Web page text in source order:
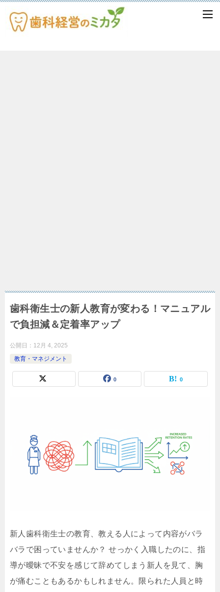
歯科衛生士の新人教育が変わる！マニュアル
で負担減＆定着率アップ
公開日： 12月 4, 2025
教育・マネジメント
0 0
新人歯科衛生士の教育、教える人によって内容がバラ
バラで困っていませんか？ せっかく入職したのに、指
導が曖昧で不安を感じて辞めてしまう新人を見て、胸
が痛むこともあるかもしれません。限られた人員と時